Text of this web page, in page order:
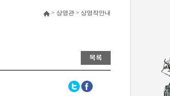
> 상영관 > 상영작안내